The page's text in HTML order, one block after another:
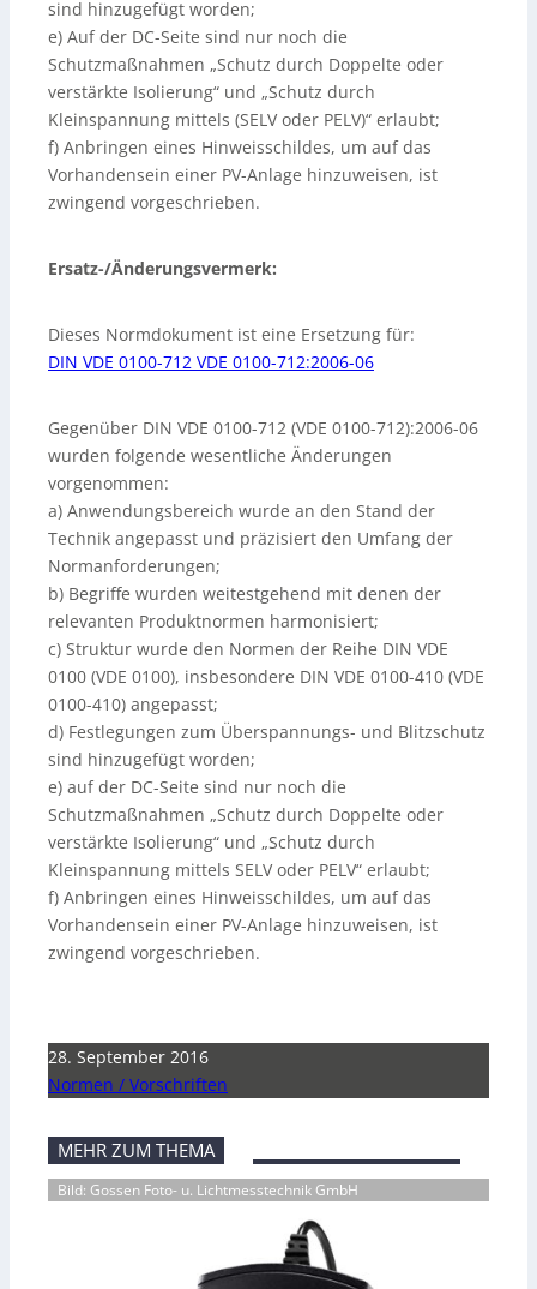
sind hinzugefügt worden;
e) Auf der DC-Seite sind nur noch die
Schutzmaßnahmen „Schutz durch Doppelte oder
verstärkte Isolierung“ und „Schutz durch
Kleinspannung mittels (SELV oder PELV)“ erlaubt;
f) Anbringen eines Hinweisschildes, um auf das
Vorhandensein einer PV-Anlage hinzuweisen, ist
zwingend vorgeschrieben.
Ersatz-/Änderungsvermerk:
Dieses Normdokument ist eine Ersetzung für:
DIN VDE 0100-712 VDE 0100-712:2006-06
Gegenüber DIN VDE 0100-712 (VDE 0100-712):2006-06
wurden folgende wesentliche Änderungen
vorgenommen:
a) Anwendungsbereich wurde an den Stand der
Technik angepasst und präzisiert den Umfang der
Normanforderungen;
b) Begriffe wurden weitestgehend mit denen der
relevanten Produktnormen harmonisiert;
c) Struktur wurde den Normen der Reihe DIN VDE
0100 (VDE 0100), insbesondere DIN VDE 0100-410 (VDE
0100-410) angepasst;
d) Festlegungen zum Überspannungs- und Blitzschutz
sind hinzugefügt worden;
e) auf der DC-Seite sind nur noch die
Schutzmaßnahmen „Schutz durch Doppelte oder
verstärkte Isolierung“ und „Schutz durch
Kleinspannung mittels SELV oder PELV“ erlaubt;
f) Anbringen eines Hinweisschildes, um auf das
Vorhandensein einer PV-Anlage hinzuweisen, ist
zwingend vorgeschrieben.
28. September 2016
Normen / Vorschriften
MEHR ZUM THEMA
Bild: Gossen Foto- u. Lichtmesstechnik GmbH